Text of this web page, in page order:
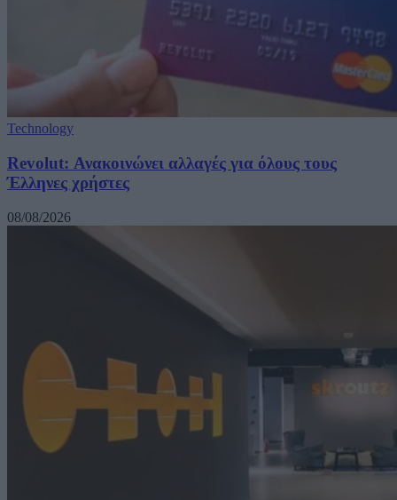
Technology
Revolut: Ανακοινώνει αλλαγές για όλους τους
Έλληνες χρήστες
08/08/2026